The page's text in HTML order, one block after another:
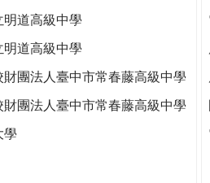
明道高級中學
明道高級中學
財團法人臺中市常春藤高級中學
財團法人臺中市常春藤高級中學
學